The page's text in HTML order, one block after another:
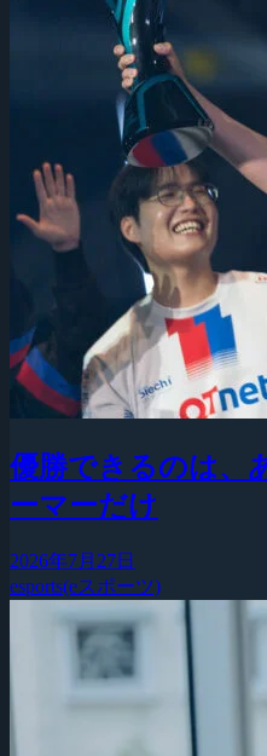
優勝できるのは、
ーマーだけ
2026年7月27日
esports(eスポーツ)